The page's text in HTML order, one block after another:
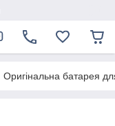
Оригінальна батарея